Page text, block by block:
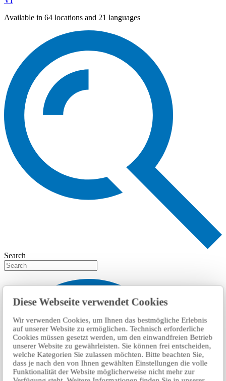
Diese Webseite verwendet Cookies
Wir verwenden Cookies, um Ihnen das bestmögliche Erlebnis
auf unserer Website zu ermöglichen. Technisch erforderliche
Cookies müssen gesetzt werden, um den einwandfreien Betrieb
unserer Website zu gewährleisten. Sie können frei entscheiden,
welche Kategorien Sie zulassen möchten. Bitte beachten Sie,
dass je nach den von Ihnen gewählten Einstellungen die volle
Funktionalität der Website möglicherweise nicht mehr zur
Available in 64 locations and 21 languages
Search